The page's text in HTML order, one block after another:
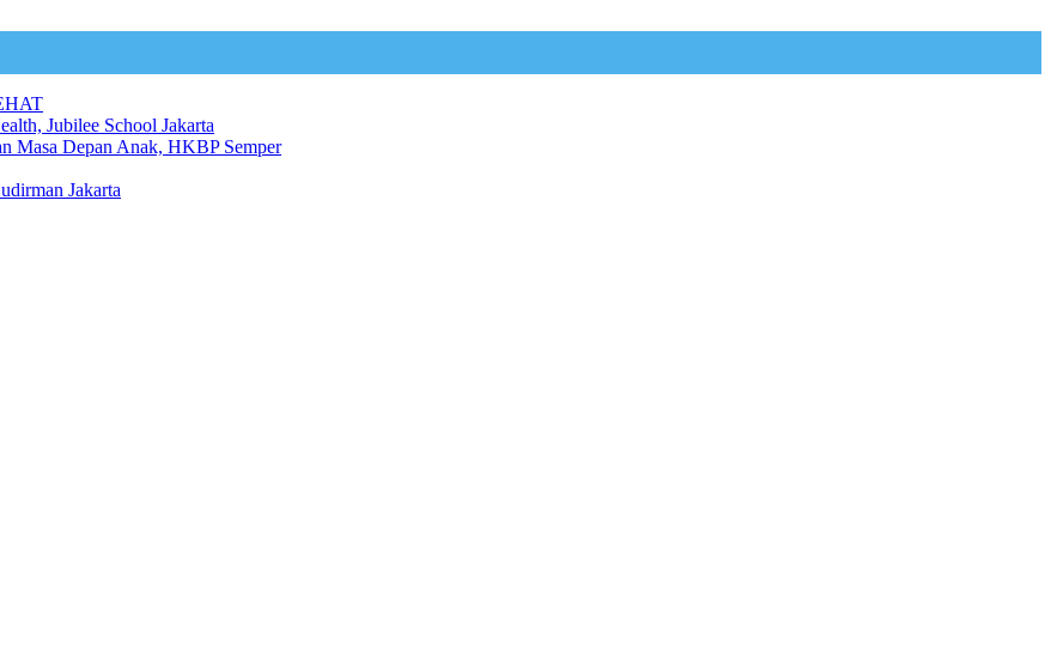
Jubilee School Jakarta
Masa Depan Anak, HKBP Semper
Jakarta